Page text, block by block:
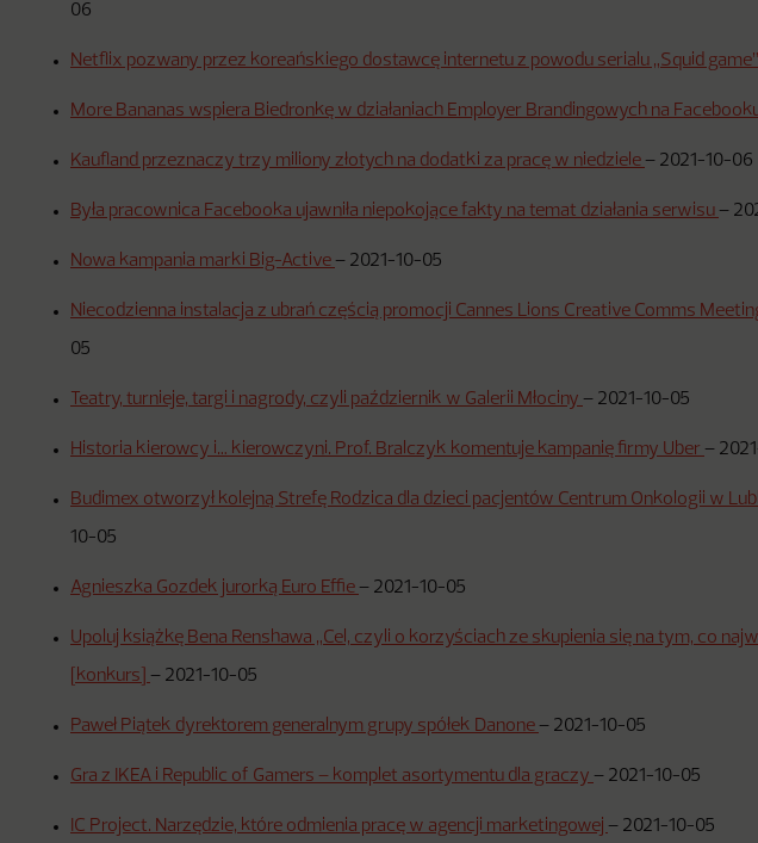
06
Netflix pozwany przez koreańskiego dostawcę internetu z powodu serialu „Squid game”
More Bananas wspiera Biedronkę w działaniach Employer Brandingowych na
Kaufland przeznaczy trzy miliony złotych na dodatki za pracę w niedziele – 2021-10-06
Była pracownica Facebooka ujawniła niepokojące fakty na temat działania serwisu –
Nowa kampania marki Big-Active – 2021-10-05
Niecodzienna instalacja z ubrań częścią promocji Cannes Lions Creative Comms
05
Teatry, turnieje, targi i nagrody, czyli październik w Galerii Młociny – 2021-10-05
Historia kierowcy i… kierowczyni. Prof. Bralczyk komentuje kampanię firmy Uber –
Budimex otworzył kolejną Strefę Rodzica dla dzieci pacjentów Centrum Onkologii w
10-05
Agnieszka Gozdek jurorką Euro Effie – 2021-10-05
Upoluj książkę Bena Renshawa „Cel, czyli o korzyściach ze skupienia się na tym, co
[konkurs] – 2021-10-05
Paweł Piątek dyrektorem generalnym grupy spółek Danone – 2021-10-05
Gra z IKEA i Republic of Gamers – komplet asortymentu dla graczy – 2021-10-05
IC Project. Narzędzie, które odmienia pracę w agencji marketingowej – 2021-10-05